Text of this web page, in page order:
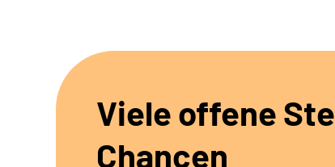
Viele offene
Chancen